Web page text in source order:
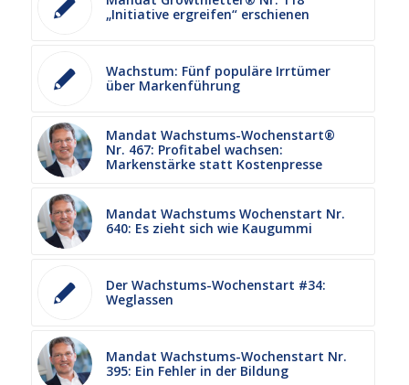
„Initiative ergreifen“ erschienen
Wachstum: Fünf populäre Irrtümer
über Markenführung
Mandat Wachstums-Wochenstart®
Nr. 467: Profitabel wachsen:
Markenstärke statt Kostenpresse
Mandat Wachstums Wochenstart Nr.
640: Es zieht sich wie Kaugummi
Der Wachstums-Wochenstart #34:
Weglassen
Mandat Wachstums-Wochenstart Nr.
395: Ein Fehler in der Bildung